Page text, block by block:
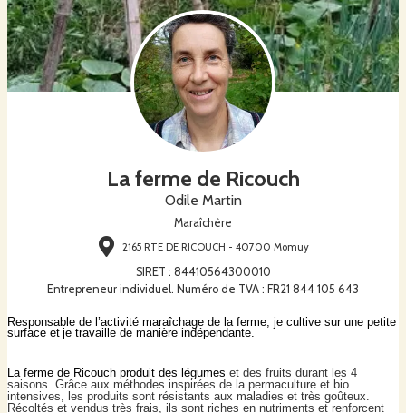
La ferme de Ricouch
Odile Martin
Maraîchère
2165 RTE DE RICOUCH - 40700 Momuy
SIRET : 84410564300010
Entrepreneur individuel. Numéro de TVA : FR21 844 105 643
Responsable de l’activité maraîchage de la ferme, je cultive sur une petite
surface et je travaille de manière indépendante.
La ferme de Ricouch produit des légumes et des fruits durant les 4
saisons. Grâce aux méthodes inspirées de la permaculture et bio
intensives, les produits sont résistants aux maladies et très goûteux.
Récoltés et vendus très frais, ils sont riches en nutriments et renforcent